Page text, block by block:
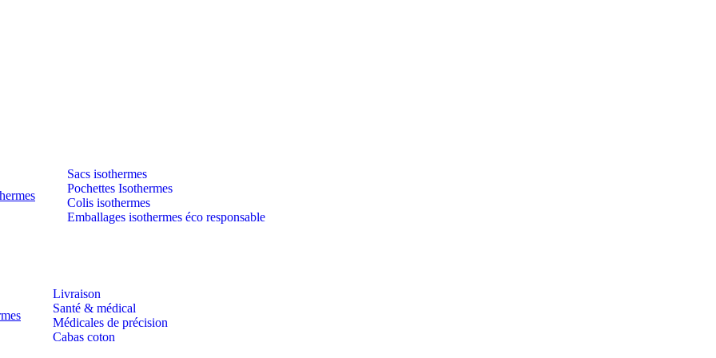
Sacs isothermes
Pochettes Isothermes
Colis isothermes
Emballages isothermes éco responsable
Livraison
Santé & médical
Médicales de précision
Cabas coton